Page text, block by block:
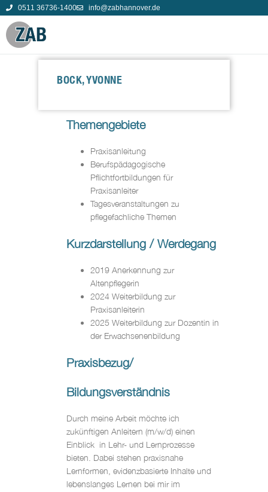
0511 36736-1400 info@zabhannover.de
BOCK, YVONNE
Themengebiete
Praxisanleitung
Berufspädagogische
Pflichtfortbildungen für
Praxisanleiter
Tagesveranstaltungen zu
pflegefachliche Themen
Kurzdarstellung / Werdegang
2019 Anerkennung zur
Altenpflegerin
2024 Weiterbildung zur
Praxisanleiterin
2025 Weiterbildung zur Dozentin in
der Erwachsenenbildung
Praxisbezug/
Bildungsverständnis
Durch meine Arbeit möchte ich
zukünftigen Anleitern (m/w/d) einen
Einblick in Lehr- und Lernprozesse
bieten. Dabei stehen praxisnahe
Lernformen, evidenzbasierte Inhalte und
lebenslanges Lernen bei mir im